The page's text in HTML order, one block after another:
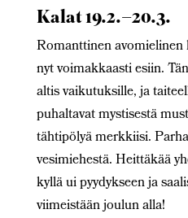
Kalat 19.2.–20.3.
Romanttinen avomielinen
nyt voimakkaasti esiin.
altis vaikutuksille, ja
puhaltavat mystisestä
tähtipölyä merkkiisi.
vesimiehestä. Heittäkää
kyllä ui pyydykseen ja
viimeistään joulun alla!